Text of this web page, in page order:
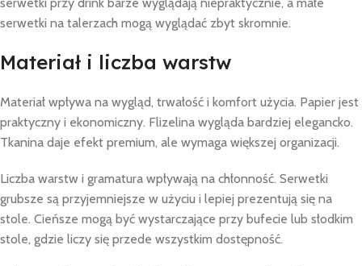
serwetki na talerzach mogą wyglądać zbyt skromnie.
Materiał i liczba warstw
Materiał wpływa na wygląd, trwałość i komfort użycia. Papier jest
praktyczny i ekonomiczny. Flizelina wygląda bardziej elegancko.
Tkanina daje efekt premium, ale wymaga większej organizacji.
Liczba warstw i gramatura wpływają na chłonność. Serwetki
grubsze są przyjemniejsze w użyciu i lepiej prezentują się na
stole. Cieńsze mogą być wystarczające przy bufecie lub słodkim
stole, gdzie liczy się przede wszystkim dostępność.